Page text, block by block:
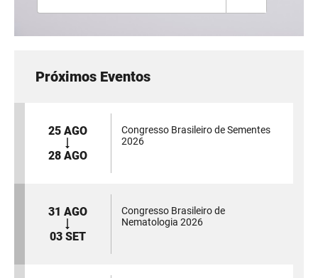
Próximos Eventos
25 AGO
28 AGO
Congresso Brasileiro de Sementes
2026
31 AGO
03 SET
Congresso Brasileiro de
Nematologia 2026